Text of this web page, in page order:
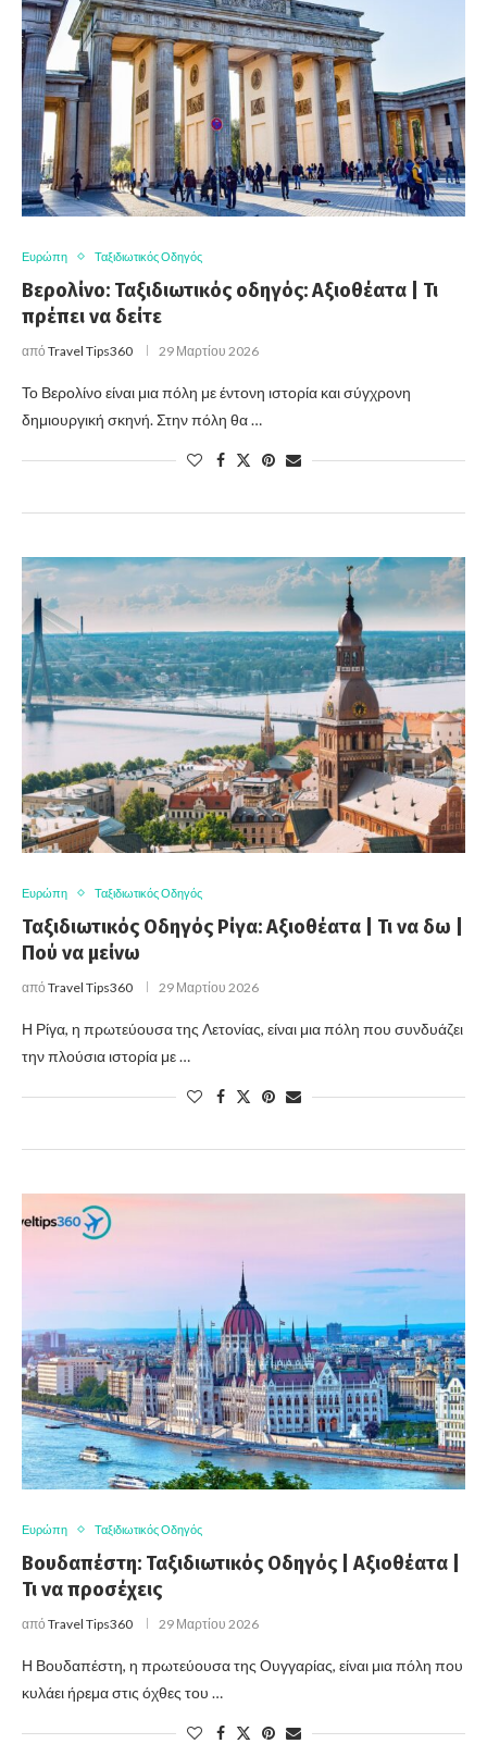
Ευρώπη Ταξιδιωτικός Οδηγός
Βερολίνο: Ταξιδιωτικός οδηγός: Αξιοθέατα | Τι
πρέπει να δείτε
από Travel Tips360 29 Μαρτίου 2026
Το Βερολίνο είναι μια πόλη με έντονη ιστορία και σύγχρονη
δημιουργική σκηνή. Στην πόλη θα …
Ευρώπη Ταξιδιωτικός Οδηγός
Ταξιδιωτικός Οδηγός Ρίγα: Αξιοθέατα | Τι να δω |
Πού να μείνω
από Travel Tips360 29 Μαρτίου 2026
Η Ρίγα, η πρωτεύουσα της Λετονίας, είναι μια πόλη που συνδυάζει
την πλούσια ιστορία με …
Ευρώπη Ταξιδιωτικός Οδηγός
Βουδαπέστη: Ταξιδιωτικός Οδηγός | Αξιοθέατα |
Τι να προσέχεις
από Travel Tips360 29 Μαρτίου 2026
Η Βουδαπέστη, η πρωτεύουσα της Ουγγαρίας, είναι μια πόλη που
κυλάει ήρεμα στις όχθες του …